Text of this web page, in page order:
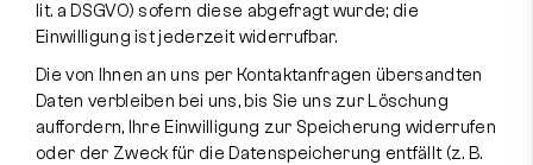
lit. a DSGVO) sofern diese abgefragt wurde; die
Einwilligung ist jederzeit widerrufbar.
Die von Ihnen an uns per Kontaktanfragen übersandten
Daten verbleiben bei uns, bis Sie uns zur Löschung
auffordern, Ihre Einwilligung zur Speicherung widerrufen
oder der Zweck für die Datenspeicherung entfällt (z. B.